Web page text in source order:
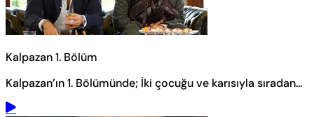
Kalpazan 1. Bölüm
Kalpazan’ın 1. Bölümünde; İki çocuğu ve karısıyla sıradan...